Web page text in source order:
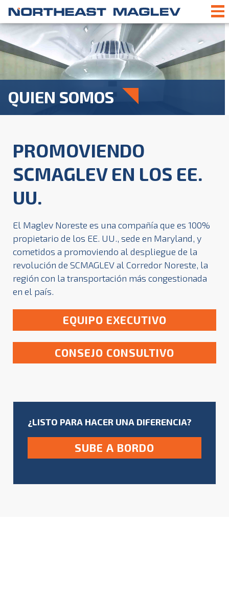
QUIEN SOMOS
PROMOVIENDO
SCMAGLEV EN LOS EE.
UU.
El Maglev Noreste es una compañía que es 100%
propietario de los EE. UU., sede en Maryland, y
cometidos a promoviendo al despliegue de la
revolución de SCMAGLEV al Corredor Noreste, la
región con la transportación más congestionada
en el país.
EQUIPO EXECUTIVO
CONSEJO CONSULTIVO
¿LISTO PARA HACER UNA DIFERENCIA?
SUBE A BORDO